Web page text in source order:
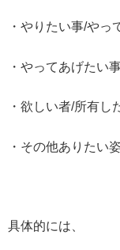
・やりたい事/やっ
・やってあげたい
・欲しい者/所有し
・その他ありたい
具体的には、